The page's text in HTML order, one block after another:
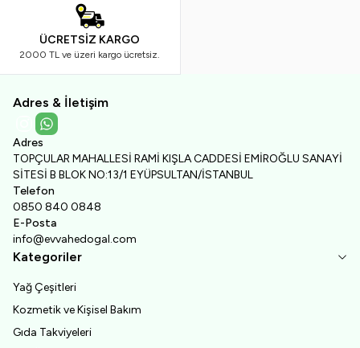
ÜCRETSİZ KARGO
2000 TL ve üzeri kargo ücretsiz.
Adres & İletişim
Adres
TOPÇULAR MAHALLESİ RAMİ KIŞLA CADDESİ EMİROĞLU SANAYİ
SİTESİ B BLOK NO:13/1 EYÜPSULTAN/İSTANBUL
Telefon
0850 840 0848
E-Posta
info@evvahedogal.com
Instagram
WhatsApp
Kategoriler
Yağ Çeşitleri
Kozmetik ve Kişisel Bakım
Gıda Takviyeleri